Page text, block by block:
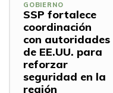
GOBIERNO
SSP fortalece
coordinación
con autoridades
de EE.UU. para
reforzar
seguridad en la
región